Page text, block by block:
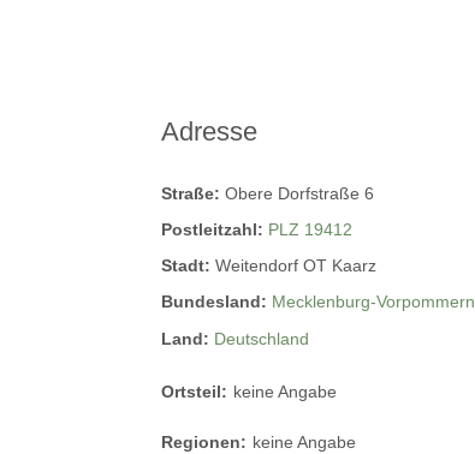
Adresse
Straße:Obere Dorfstraße 6
Postleitzahl: PLZ 19412
Stadt:Weitendorf OT Kaarz
Bundesland: Mecklenburg-Vorpommern
Land: Deutschland
Ortsteil: keine Angabe
Regionen: keine Angabe